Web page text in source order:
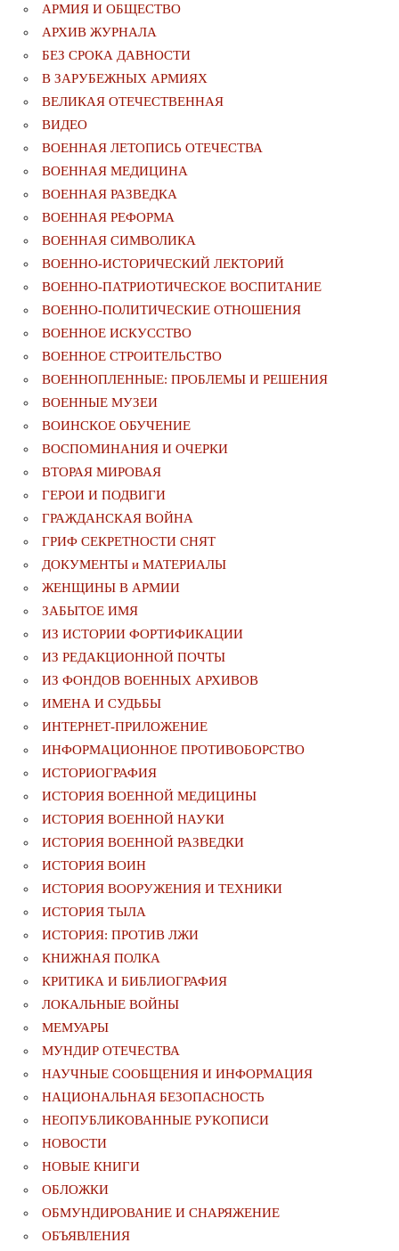
АРМИЯ И ОБЩЕСТВО
АРХИВ ЖУРНАЛА
БЕЗ СРОКА ДАВНОСТИ
В ЗАРУБЕЖНЫХ АРМИЯХ
ВЕЛИКАЯ ОТЕЧЕСТВЕННАЯ
ВИДЕО
ВОЕННАЯ ЛЕТОПИСЬ ОТЕЧЕСТВА
ВОЕННАЯ МЕДИЦИНА
ВОЕННАЯ РАЗВЕДКА
ВОЕННАЯ РЕФОРМА
ВОЕННАЯ СИМВОЛИКА
ВОЕННО-ИСТОРИЧЕСКИЙ ЛЕКТОРИЙ
ВОЕННО-ПАТРИОТИЧЕСКОЕ ВОСПИТАНИЕ
ВОЕННО-ПОЛИТИЧЕСКИE ОТНОШЕНИЯ
ВОЕННОЕ ИСКУССТВО
ВОЕННОЕ СТРОИТЕЛЬСТВО
ВОЕННОПЛЕННЫЕ: ПРОБЛЕМЫ И РЕШЕНИЯ
ВОЕННЫЕ МУЗЕИ
ВОИНСКОЕ ОБУЧЕНИЕ
ВОСПОМИНАНИЯ И ОЧЕРКИ
ВТОРАЯ МИРОВАЯ
ГЕРОИ И ПОДВИГИ
ГРАЖДАНСКАЯ ВОЙНА
ГРИФ СЕКРЕТНОСТИ СНЯТ
ДОКУМЕНТЫ и МАТЕРИАЛЫ
ЖЕНЩИНЫ В АРМИИ
ЗАБЫТОЕ ИМЯ
ИЗ ИСТОРИИ ФОРТИФИКАЦИИ
ИЗ РЕДАКЦИОННОЙ ПОЧТЫ
ИЗ ФОНДОВ ВОЕННЫХ АРХИВОВ
ИМЕНА И СУДЬБЫ
ИНТЕРНЕТ-ПРИЛОЖЕНИЕ
ИНФОРМАЦИОННОЕ ПРОТИВОБОРСТВО
ИСТОРИОГРАФИЯ
ИСТОРИЯ ВОЕННОЙ МЕДИЦИНЫ
ИСТОРИЯ ВОЕННОЙ НАУКИ
ИСТОРИЯ ВОЕННОЙ РАЗВЕДКИ
ИСТОРИЯ ВОИН
ИСТОРИЯ ВООРУЖЕНИЯ И ТЕХНИКИ
ИСТОРИЯ ТЫЛА
ИСТОРИЯ: ПРОТИВ ЛЖИ
КНИЖНАЯ ПОЛКА
КРИТИКА И БИБЛИОГРАФИЯ
ЛОКАЛЬНЫЕ ВОЙНЫ
МЕМУАРЫ
МУНДИР ОТЕЧЕСТВА
НАУЧНЫЕ СООБЩЕНИЯ И ИНФОРМАЦИЯ
НАЦИОНАЛЬНАЯ БЕЗОПАСНОСТЬ
НЕОПУБЛИКОВАННЫЕ РУКОПИСИ
НОВОСТИ
НОВЫЕ КНИГИ
ОБЛОЖКИ
ОБМУНДИРОВАНИЕ И СНАРЯЖЕНИЕ
ОБЪЯВЛЕНИЯ